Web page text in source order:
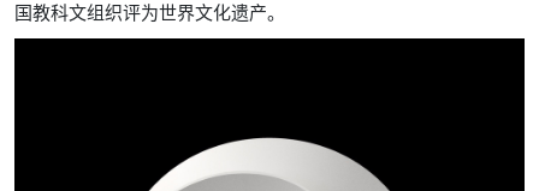
国教科文组织评为世界文化遗产。